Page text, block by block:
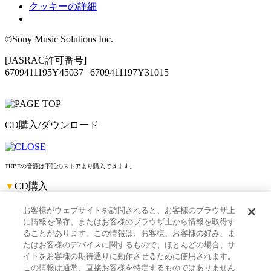
クッキーの詳細
©Sony Music Solutions Inc.
[JASRAC許可番号]
6709411195Y45037 | 6709411197Y31015
CD購入/ダウンロード
TUBEの音源は下記のストアより購入できます。
▼CD購入
ダウンロード
お客様がウェブサイトを訪問されると、お客様のブラウザ上
に情報を保存、またはお客様のブラウザ上から情報を取得す
ることがあります。この情報は、お客様、お客様の好み、ま
たはお客様のデバイスに関するもので、ほとんどの場合、サ
イトをお客様の期待通りに動作させるために使用されます。
この情報は通常、直接お客様を特定するものではありません